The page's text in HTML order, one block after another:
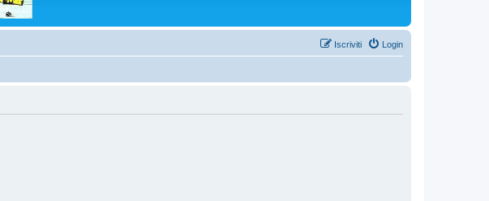
Login
Iscriviti